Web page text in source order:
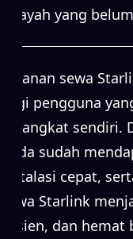
wilayah yang
Layanan sewa
bagi pengguna
perangkat sendiri.
Anda sudah
instalasi cepat,
Sewa Starlink
efisien, dan